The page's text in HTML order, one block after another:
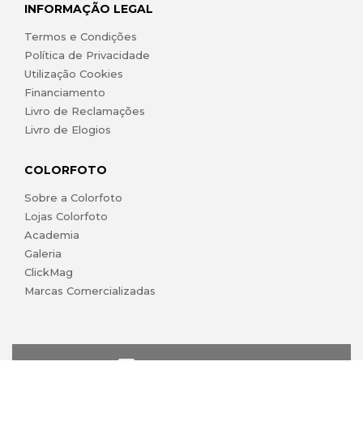
INFORMAÇÃO LEGAL
Termos e Condições
Política de Privacidade
Utilização Cookies
Financiamento
Livro de Reclamações
Livro de Elogios
COLORFOTO
Sobre a Colorfoto
Lojas Colorfoto
Academia
Galeria
ClickMag
Marcas Comercializadas
lojaonline@colorfoto.pt